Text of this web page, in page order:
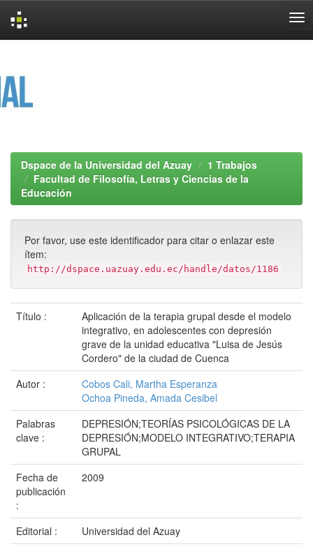
Dspace de la Universidad del Azuay
1 Trabajos
Facultad de Filosofía, Letras y Ciencias de la
Educación
Por favor, use este identificador para citar o enlazar este
ítem:
http://dspace.uazuay.edu.ec/handle/datos/1186
Título :
Aplicación de la terapia grupal desde el modelo
integrativo, en adolescentes con depresión
grave de la unidad educativa "Luisa de Jesús
Cordero" de la ciudad de Cuenca
Autor :
Cobos Cali, Martha Esperanza
Ochoa Pineda, Amada Cesibel
Palabras
clave :
DEPRESIÓN;TEORÍAS PSICOLÓGICAS DE LA
DEPRESIÓN;MODELO INTEGRATIVO;TERAPIA
GRUPAL
Fecha de
publicación
:
2009
Editorial :
Universidad del Azuay